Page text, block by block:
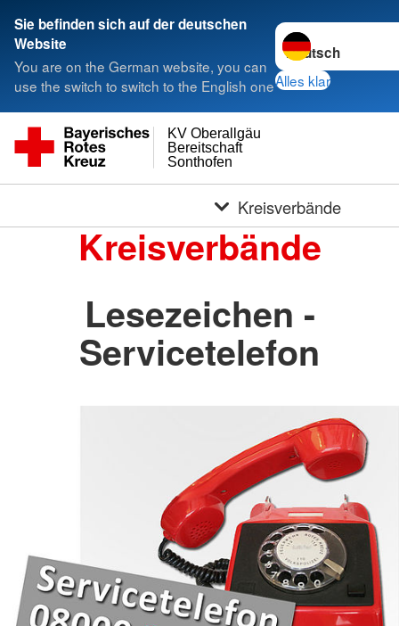
Sie befinden sich auf der deutschen
Website
You are on the German website, you can
use the switch to switch to the English one
Sprache wechseln
Alles klar
Sonthofen
Bereitschaft
KV Oberallgäu
Kreisverbände
Kreisverbände
Lesezeichen -
Servicetelefon